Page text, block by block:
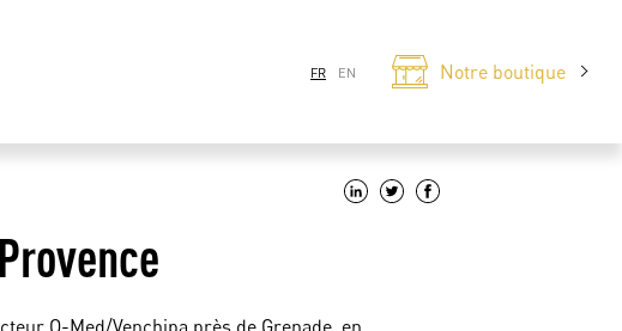
FR EN Notre boutique
O-Med/Venchipa près de Grenade, en